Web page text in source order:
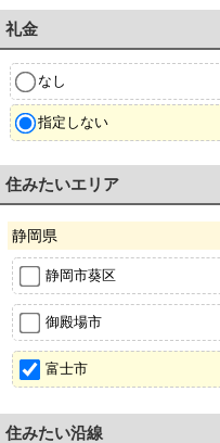
礼金
なし
指定しない
住みたいエリア
静岡県
静岡市葵区
御殿場市
富士市
住みたい沿線